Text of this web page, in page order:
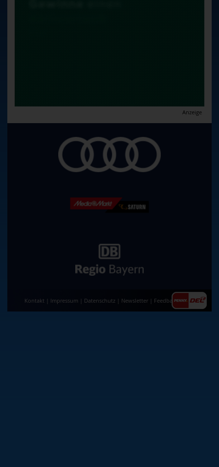
Anzeige
Kontakt Impressum Datenschutz Newsletter Feedback|AGB